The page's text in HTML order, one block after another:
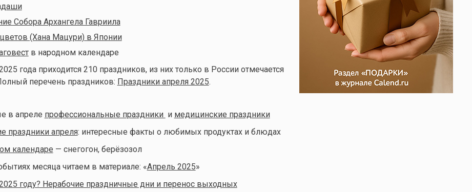
Собора Архангела Гавриила
(Хана Мацури) в Японии
в народном календаре
года приходится 210 праздников, из них только в России отмечается
перечень праздников: Праздники апреля 2025.
в апреле профессиональные праздники и медицинские праздники
праздники апреля: интересные факты о любимых продуктах и блюдах
календаре — снегогон, берёзозол
месяца читаем в материале: «Апрель 2025»
году? Нерабочие праздничные дни и перенос выходных